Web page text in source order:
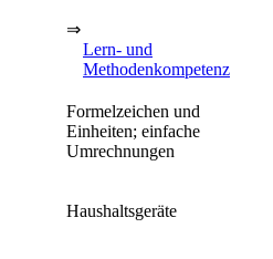
⇒
Lern- und
Methodenkompetenz
Formelzeichen und
Einheiten; einfache
Umrechnungen
Haushaltsgeräte